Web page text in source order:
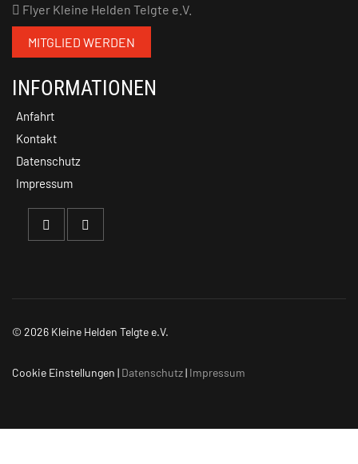
Flyer Kleine Helden Telgte e.V.
MITGLIED WERDEN
INFORMATIONEN
Anfahrt
Kontakt
Datenschutz
Impressum
© 2026 Kleine Helden Telgte e.V.
Cookie Einstellungen | Datenschutz| Impressum